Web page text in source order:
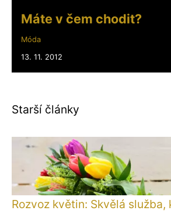
Máte v čem chodit?
Móda
13. 11. 2012
Starší články
Rozvoz květin: Skvělá